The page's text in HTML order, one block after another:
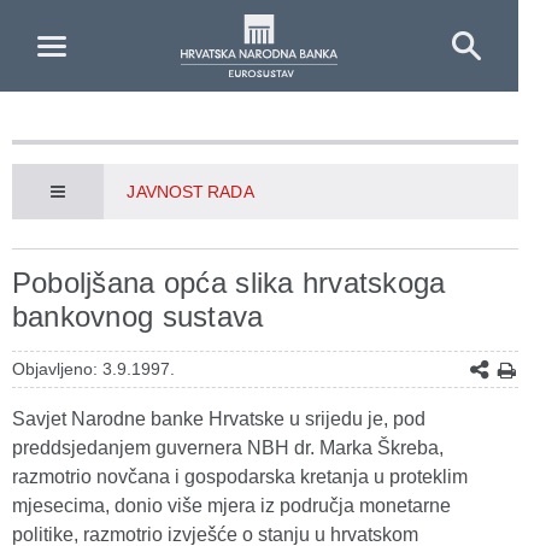
JAVNOST RADA
Poboljšana opća slika hrvatskoga
bankovnog sustava
Objavljeno: 3.9.1997.
Savjet Narodne banke Hrvatske u srijedu je, pod
preddsjedanjem guvernera NBH dr. Marka Škreba,
razmotrio novčana i gospodarska kretanja u proteklim
mjesecima, donio više mjera iz područja monetarne
politike, razmotrio izvješće o stanju u hrvatskom